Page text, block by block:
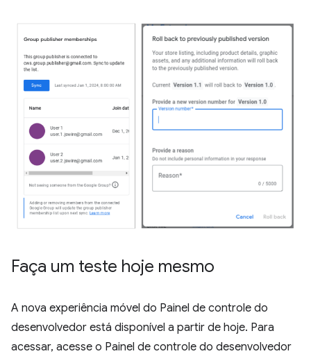
Faça um teste hoje mesmo
A nova experiência móvel do Painel de controle do
desenvolvedor está disponível a partir de hoje. Para
acessar, acesse o Painel de controle do desenvolvedor